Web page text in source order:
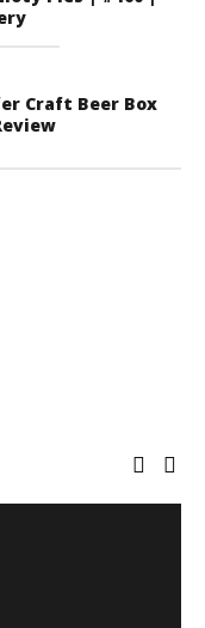
Craft Beer Box